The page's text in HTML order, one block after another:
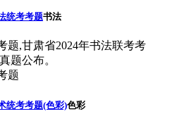
统考考题书法
题,甘肃省2024年书法联考考
题公布。
统考考题(色彩)色彩